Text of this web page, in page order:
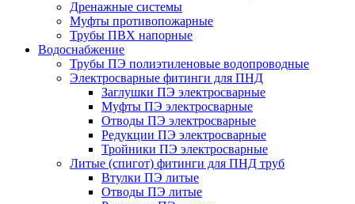
Дренажные системы
Муфты противопожарные
Трубы ПВХ напорные
Водоснабжение
Трубы ПЭ полиэтиленовые водопроводные
Электросварные фитинги для ПНД
Заглушки ПЭ электросварные
Муфты ПЭ электросварные
Отводы ПЭ электросварные
Редукции ПЭ электросварные
Тройники ПЭ электросварные
Литые (спигот) фитинги для ПНД труб
Втулки ПЭ литые
Отводы ПЭ литые